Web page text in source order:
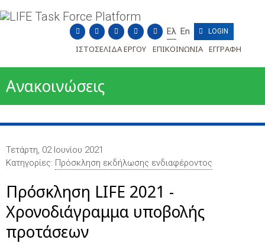
     Ελ En  LOGIN
ΙΣΤΟΣΕΛΊΔΑ ΈΡΓΟΥ ΕΠΙΚΟΙΝΩΝΊΑ ΕΓΓΡΑΦΉ
Ανακοινώσεις
Τετάρτη, 02 Ιουνίου 2021
Κατηγορίες: Πρόσκληση εκδήλωσης ενδιαφέροντος
Πρόσκληση LIFE 2021 -
Χρονοδιάγραμμα υποβολής
προτάσεων